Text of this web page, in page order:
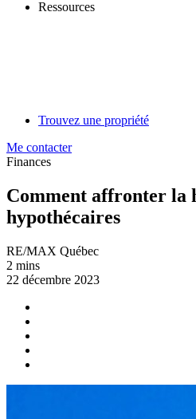
Ressources
Trouvez une propriété
Me contacter
Finances
Comment affronter la
hypothécaires
RE/MAX Québec
2 mins
22 décembre 2023